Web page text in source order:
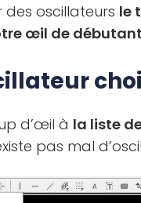
des oscillateurs le
œil de débutant
d’œil à la liste
pas mal